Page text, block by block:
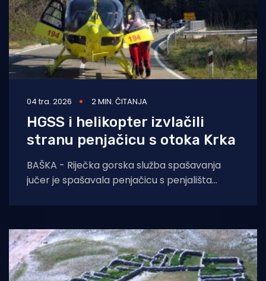
04 tra. 2026 2 MIN. ČITANJA
HGSS i helikopter izvlačili
stranu penjačicu s otoka Krka
BAŠKA - Riječka gorska služba spašavanja
jučer je spašavala penjačicu s penjališta
pomoć